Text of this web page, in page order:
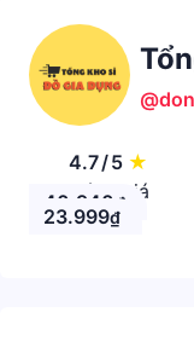
4.7/5 ★
Đánh giá
40.940 ₫
23.999₫